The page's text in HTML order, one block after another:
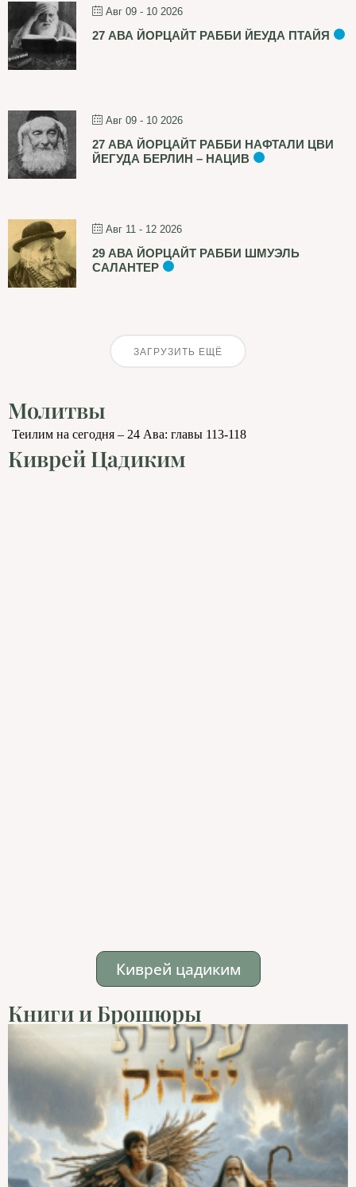
Авг 09 - 10 2026
27 АВА ЙОРЦАЙТ РАББИ ЙЕУДА ПТАЙЯ
Авг 09 - 10 2026
27 АВА ЙОРЦАЙТ РАББИ НАФТАЛИ ЦВИ
ЙЕГУДА БЕРЛИН – НАЦИВ
Авг 11 - 12 2026
29 АВА ЙОРЦАЙТ РАББИ ШМУЭЛЬ
САЛАНТЕР
ЗАГРУЗИТЬ ЕЩЁ
Молитвы
Теилим на сегодня – 24 Ава: главы 113-118
Киврей Цадиким
Киврей цадиким
Книги и Брошюры